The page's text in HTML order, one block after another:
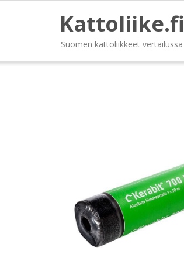
Kattoliike.fi
Suomen kattoliikkeet vertailussa